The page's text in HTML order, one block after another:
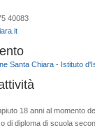
40083
Santa Chiara - Istituto
18 anni al momento
di diploma di scuola